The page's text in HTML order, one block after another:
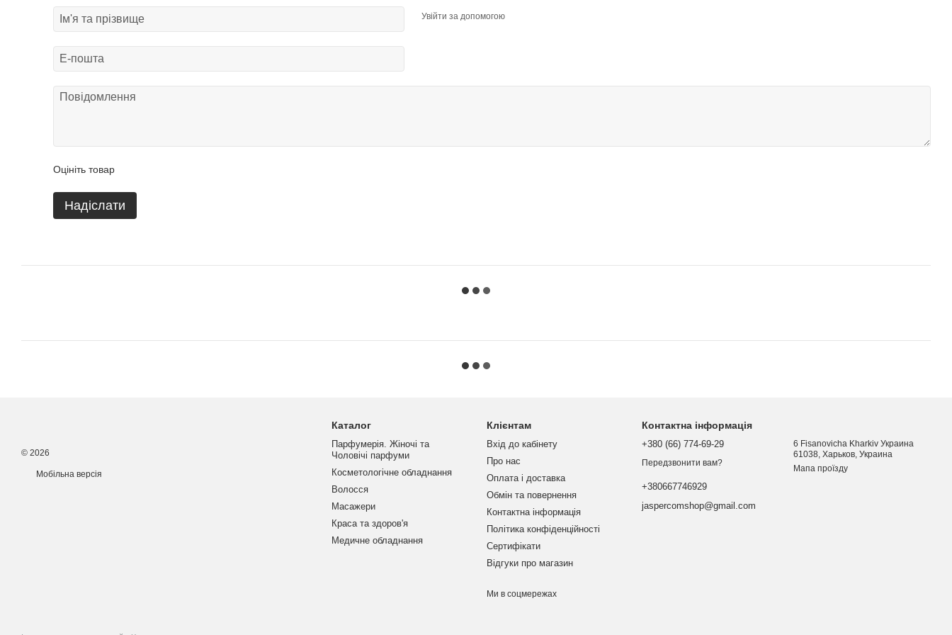
Увійти за допомогою
Оцініть товар
Надіслати
© 2026
Мобільна версія
Каталог
Парфумерія. Жіночі та
Чоловічі парфуми
Косметологічне обладнання
Волосся
Масажери
Краса та здоров'я
Медичне обладнання
Клієнтам
Вхід до кабінету
Про нас
Оплата і доставка
Обмін та повернення
Контактна інформація
Політика конфіденційності
Сертифікати
Відгуки про магазин
Ми в соцмережах
Контактна інформація
+380 (66) 774-69-29
Передзвонити вам?
+380667746929
jaspercomshop@gmail.com
6 Fisanovicha Kharkiv Украина
61038, Харьков, Украина
Мапа проїзду